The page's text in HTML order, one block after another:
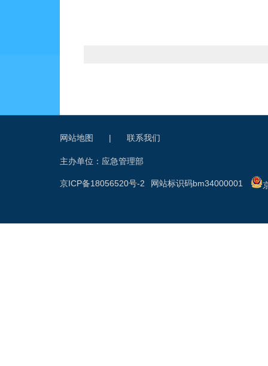
网站地图 | 联系我们
主办单位：应急管理部
网站标识码bm34000001
京ICP备18056520号-2